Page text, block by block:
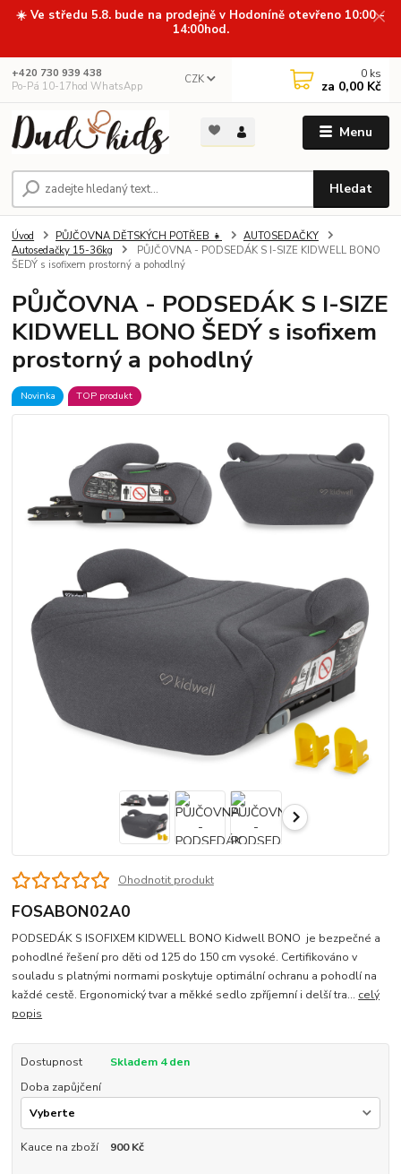
☀️ Ve středu 5.8. bude na prodejně v Hodoníně otevřeno 10:00 -
14:00hod.
Menu
CZK
Hledat
+420 730 939 438
Po-Pá 10-17hod WhatsApp
0 ks
za 0,00 Kč
Úvod PŮJČOVNA DĚTSKÝCH POTŘEB 👧
AUTOSEDAČKY
Autosedačky 15-36kg
PŮJČOVNA - PODSEDÁK S I-SIZE KIDWELL BONO
ŠEDÝ s isofixem prostorný a pohodlný
PŮJČOVNA - PODSEDÁK S I-SIZE
KIDWELL BONO ŠEDÝ s isofixem
prostorný a pohodlný
Novinka TOP produkt
Ohodnotit produkt
FOSABON02A0
PODSEDÁK S ISOFIXEM KIDWELL BONO Kidwell BONO je bezpečné a
pohodlné řešení pro děti od 125 do 150 cm vysoké. Certifikováno v
souladu s platnými normami poskytuje optimální ochranu a pohodlí na
každé cestě. Ergonomický tvar a měkké sedlo zpříjemní i delší tra... celý
popis
Dostupnost
Skladem 4 den
Doba zapůjčení
Kauce na zboží 900 Kč